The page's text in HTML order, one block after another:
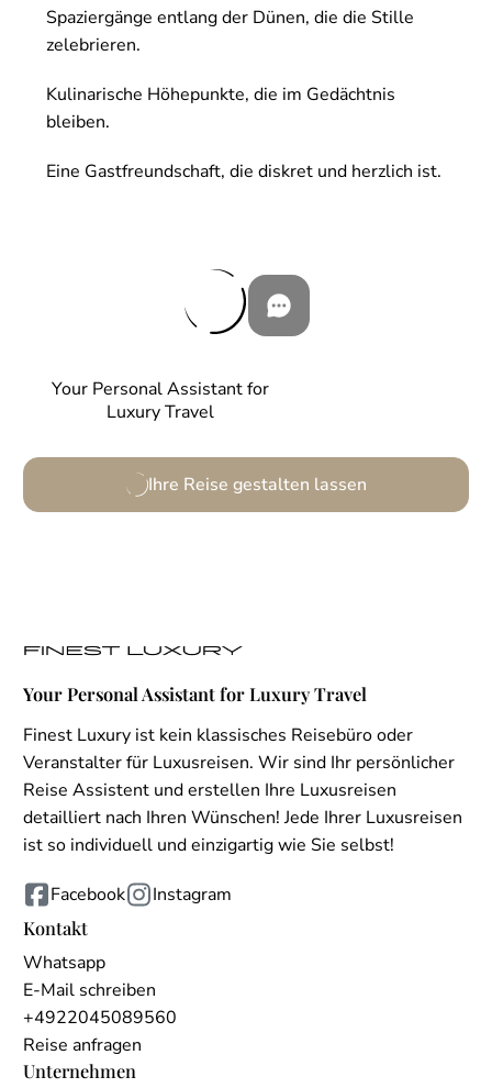
Your Personal Assistant for
Luxury Travel
Ihre Reise gestalten lassen
Spaziergänge entlang der Dünen, die die Stille
zelebrieren.
Kulinarische Höhepunkte, die im Gedächtnis
bleiben.
Eine Gastfreundschaft, die diskret und herzlich ist.
Your Personal Assistant for Luxury Travel
Finest Luxury ist kein klassisches Reisebüro oder
Veranstalter für Luxusreisen. Wir sind Ihr persönlicher
Reise Assistent und erstellen Ihre Luxusreisen
detailliert nach Ihren Wünschen! Jede Ihrer Luxusreisen
ist so individuell und einzigartig wie Sie selbst!
Facebook
Instagram
Kontakt
Whatsapp
E-Mail schreiben
+4922045089560
Reise anfragen
Unternehmen